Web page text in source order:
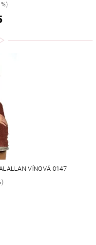
VÍNOVÁ 0147